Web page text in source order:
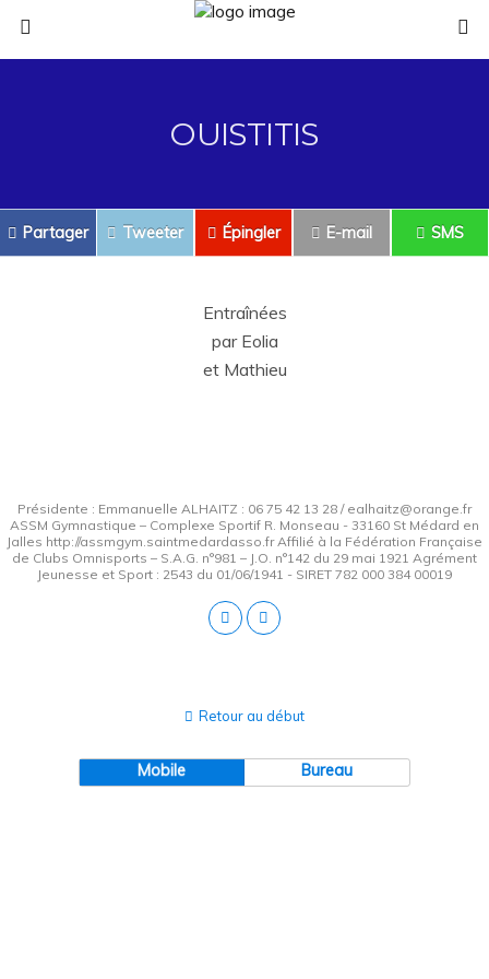
OUISTITIS
Partager Tweeter Épingler E-mail SMS
Entraînées
par Eolia
et Mathieu
Présidente : Emmanuelle ALHAITZ : 06 75 42 13 28 / ealhaitz@orange.fr
ASSM Gymnastique – Complexe Sportif R. Monseau - 33160 St Médard en
Jalles http://assmgym.saintmedardasso.fr Affilié à la Fédération Française
de Clubs Omnisports – S.A.G. n°981 – J.O. n°142 du 29 mai 1921 Agrément
Jeunesse et Sport : 2543 du 01/06/1941 - SIRET 782 000 384 00019
Retour au début
Mobile Bureau